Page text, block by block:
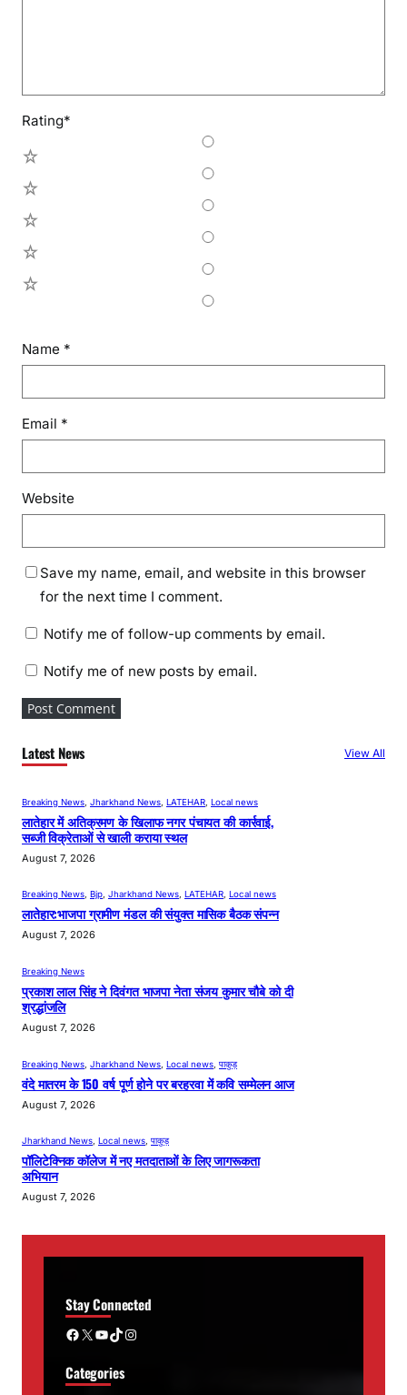
Rating*
Name *
Email *
Website
Save my name, email, and website in this browser
for the next time I comment.
Notify me of follow-up comments by email.
Notify me of new posts by email.
Latest News View All
Breaking News Jharkhand News LATEHAR Local news
लातेहार में अतिक्रमण के खिलाफ नगर पंचायत की कार्रवाई,
सब्जी विक्रेताओं से खाली कराया स्थल
August 7, 2026
Breaking News, Bjp, Jharkhand News, LATEHAR, Local news
लातेहार:भाजपा ग्रामीण मंडल की संयुक्त मासिक बैठक संपन्न
August 7, 2026
Breaking News
प्रकाश लाल सिंह ने दिवंगत भाजपा नेता संजय कुमार चौबे को दी
श्रद्धांजलि
August 7, 2026
Breaking News Jharkhand News Local news पाकुड़
वंदे मातरम के 150 वर्ष पूर्ण होने पर बरहरवा में कवि सम्मेलन आज
August 7, 2026
Jharkhand News, Local news, पाकुड़
पॉलिटेक्निक कॉलेज में नए मतदाताओं के लिए जागरूकता
अभियान
August 7, 2026
Stay Connected
Facebook X YouTube TikTok Instagram
Categories